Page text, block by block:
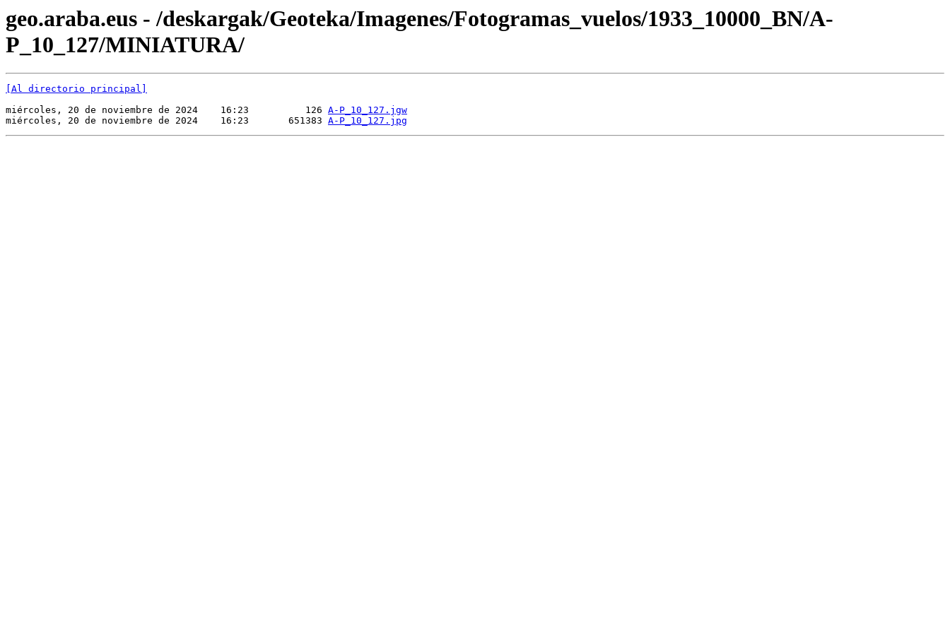
geo.araba.eus - /deskargak/Geoteka/Imagenes/Fotogramas_vuelos/1933_10000_BN/A-
P_10_127/MINIATURA/
[Al directorio principal]
miércoles, 20 de noviembre de 2024    16:23          126 A-P_10_127.jgw
miércoles, 20 de noviembre de 2024    16:23       651383 A-P_10_127.jpg